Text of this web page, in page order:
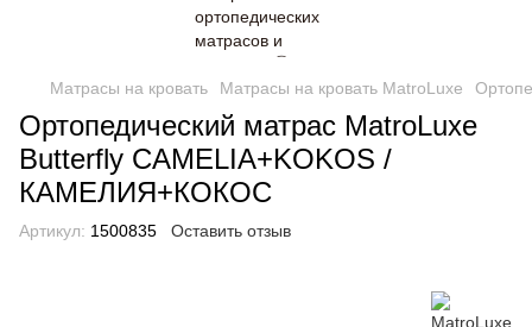
Матрасы на кровать Матрасы на кровать MatroLuxe
Ортопедический матрас MatroLuxe
Butterfly CAMELIA+KOKOS /
КАМЕЛИЯ+КОКОС
Артикул: 1500835 Оставить отзыв